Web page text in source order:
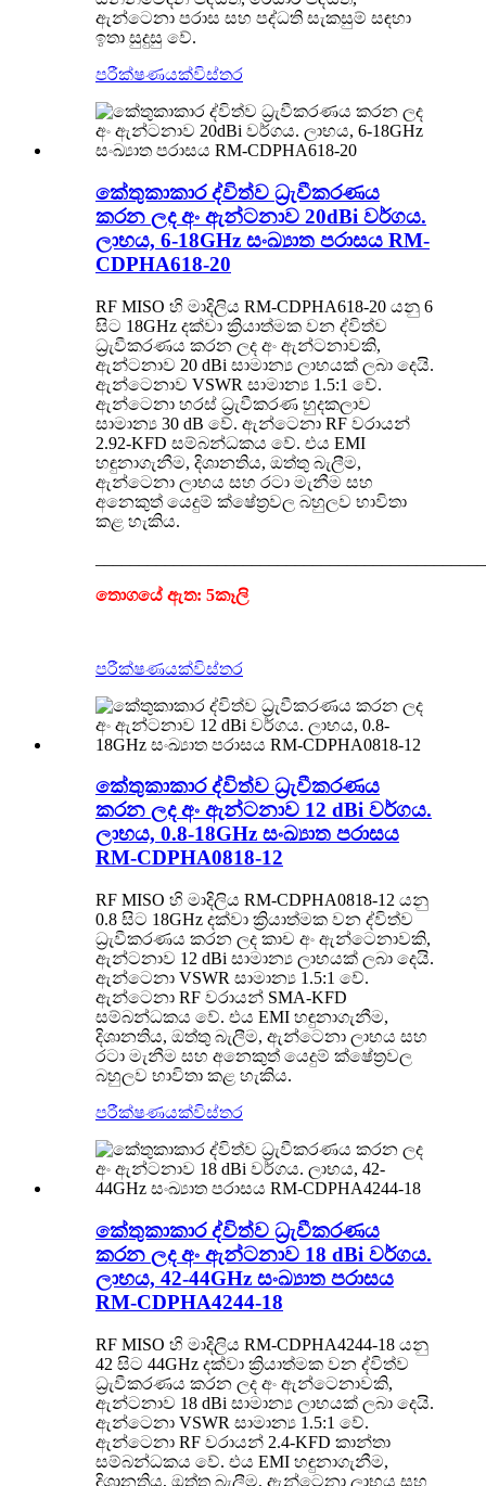
ඇන්ටෙනා පරාස සහ පද්ධති සැකසුම් සඳහා
ඉතා සුදුසු වේ.
පරීක්ෂණයක්විස්තර
කේතුකාකාර ද්විත්ව ධ්‍රැවීකරණය
කරන ලද අං ඇන්ටනාව 20dBi වර්ගය.
ලාභය, 6-18GHz සංඛ්‍යාත පරාසය RM-
CDPHA618-20
RF MISO හි මාදිලිය RM-CDPHA618-20 යනු 6
සිට 18GHz දක්වා ක්‍රියාත්මක වන ද්විත්ව
ධ්‍රැවීකරණය කරන ලද අං ඇන්ටනාවකි,
ඇන්ටනාව 20 dBi සාමාන්‍ය ලාභයක් ලබා දෙයි.
ඇන්ටෙනාව VSWR සාමාන්‍ය 1.5:1 වේ.
ඇන්ටෙනා හරස් ධ්‍රැවීකරණ හුදකලාව
සාමාන්‍ය 30 dB වේ. ඇන්ටෙනා RF වරායන්
2.92-KFD සම්බන්ධකය වේ. එය EMI
හඳුනාගැනීම, දිශානතිය, ඔත්තු බැලීම,
ඇන්ටෙනා ලාභය සහ රටා මැනීම සහ
අනෙකුත් යෙදුම් ක්ෂේත්‍රවල බහුලව භාවිතා
කළ හැකිය.
තොගයේ ඇත: 5කෑලි
පරීක්ෂණයක්විස්තර
කේතුකාකාර ද්විත්ව ධ්‍රැවීකරණය
කරන ලද අං ඇන්ටනාව 12 dBi වර්ගය.
ලාභය, 0.8-18GHz සංඛ්‍යාත පරාසය
RM-CDPHA0818-12
RF MISO හි මාදිලිය RM-CDPHA0818-12 යනු
0.8 සිට 18GHz දක්වා ක්‍රියාත්මක වන ද්විත්ව
ධ්‍රැවීකරණය කරන ලද කාච අං ඇන්ටෙනාවකි,
ඇන්ටනාව 12 dBi සාමාන්‍ය ලාභයක් ලබා දෙයි.
ඇන්ටෙනා VSWR සාමාන්‍ය 1.5:1 වේ.
ඇන්ටෙනා RF වරායන් SMA-KFD
සම්බන්ධකය වේ. එය EMI හඳුනාගැනීම,
දිශානතිය, ඔත්තු බැලීම, ඇන්ටෙනා ලාභය සහ
රටා මැනීම සහ අනෙකුත් යෙදුම් ක්ෂේත්‍රවල
බහුලව භාවිතා කළ හැකිය.
පරීක්ෂණයක්විස්තර
කේතුකාකාර ද්විත්ව ධ්‍රැවීකරණය
කරන ලද අං ඇන්ටනාව 18 dBi වර්ගය.
ලාභය, 42-44GHz සංඛ්‍යාත පරාසය
RM-CDPHA4244-18
RF MISO හි මාදිලිය RM-CDPHA4244-18 යනු
42 සිට 44GHz දක්වා ක්‍රියාත්මක වන ද්විත්ව
ධ්‍රැවීකරණය කරන ලද අං ඇන්ටෙනාවකි,
ඇන්ටනාව 18 dBi සාමාන්‍ය ලාභයක් ලබා දෙයි.
ඇන්ටෙනා VSWR සාමාන්‍ය 1.5:1 වේ.
ඇන්ටෙනා RF වරායන් 2.4-KFD කාන්තා
සම්බන්ධකය වේ. එය EMI හඳුනාගැනීම,
දිශානතිය, ඔත්තු බැලීම, ඇන්ටෙනා ලාභය සහ